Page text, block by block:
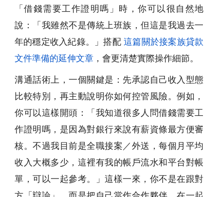
「借錢需要工作證明嗎」時，你可以很自然地
說：「我雖然不是傳統上班族，但這是我過去一
年的穩定收入紀錄。」搭配這篇關於接案族貸款
文件準備的延伸文章 ，會更清楚實際操作細節。
溝通話術上，一個關鍵是：先承認自己收入型態
比較特別，再主動說明你如何控管風險。例如，
你可以這樣開頭：「我知道很多人問借錢需要工
作證明嗎，是因為對銀行來說有薪資條最方便審
核。不過我目前是全職接案／外送，每個月平均
收入大概多少，這裡有我的帳戶流水和平台對帳
單，可以一起參考。」這樣一來，你不是在跟對